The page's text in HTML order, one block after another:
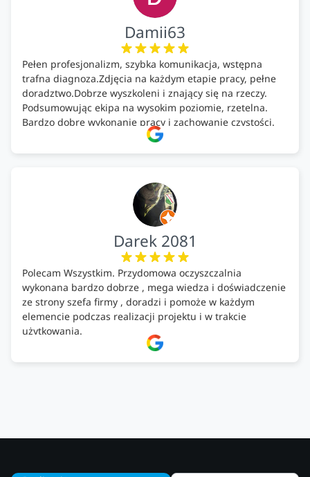
Damii63
Pełen profesjonalizm, szybka komunikacja, wstępna
trafna diagnoza.Zdjęcia na każdym etapie pracy, pełne
doradztwo.Dobrze wyszkoleni i znający się na rzeczy.
Podsumowując ekipa na wysokim poziomie, rzetelna.
Bardzo dobre wykonanie pracy i zachowanie czystości.
Darek 2081
Polecam Wszystkim. Przydomowa oczyszczalnia
wykonana bardzo dobrze , mega wiedza i doświadczenie
ze strony szefa firmy , doradzi i pomoże w każdym
elemencie podczas realizacji projektu i w trakcie
użytkowania.
Firma godna zaufania. Tak trzymać!